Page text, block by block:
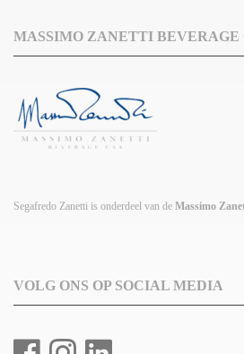
MASSIMO ZANETTI BEVERAGE
Segafredo Zanetti is onderdeel van de Massimo
VOLG ONS OP SOCIAL MEDIA